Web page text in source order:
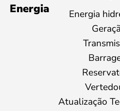
Energia
Energia
Atualização